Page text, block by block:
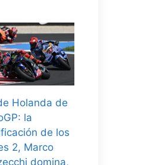
Holanda de
la
de los
2, Marco
domina,